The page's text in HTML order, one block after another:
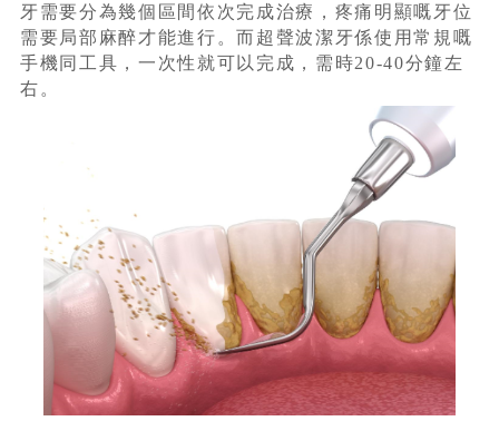
牙需要分為幾個區間依次完成治療，疼痛明顯嘅牙位
需要局部麻醉才能進行。而超聲波潔牙係使用常規嘅
手機同工具，一次性就可以完成，需時20-40分鐘左
右。